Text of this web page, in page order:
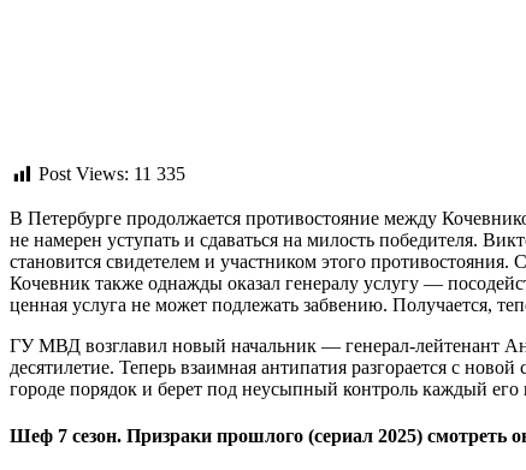
Post Views: 11 335
В Петербурге продолжается противостояние между
не намерен уступать и сдаваться на милость победителя.
становится свидетелем и участником этого
Кочевник также однажды оказал генералу услугу —
ценная услуга не может подлежать забвению. Получается,
ГУ МВД возглавил новый начальник — генерал-лейтенант
десятилетие. Теперь взаимная антипатия разгорается с
городе порядок и берет под неусыпный контроль каждый его
Шеф 7 сезон. Призраки прошлого (сериал 2025) смотреть